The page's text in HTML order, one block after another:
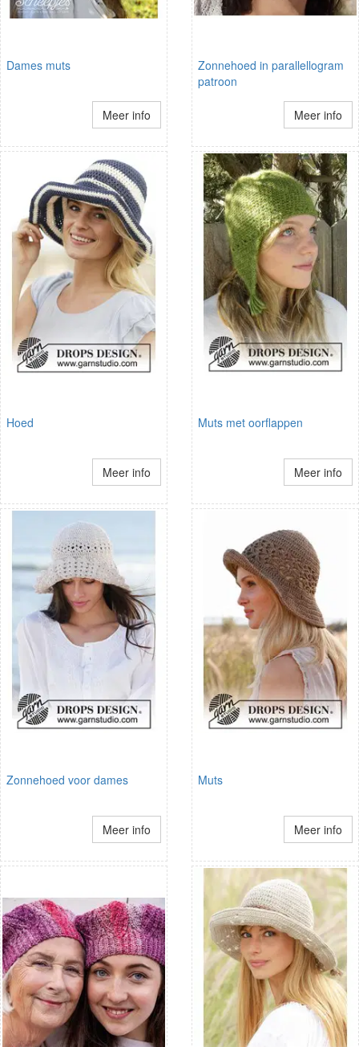
Dames muts
Meer info
Zonnehoed in parallellogram
patroon
Meer info
Hoed
Meer info
Muts met oorflappen
Meer info
Zonnehoed voor dames
Meer info
Muts
Meer info